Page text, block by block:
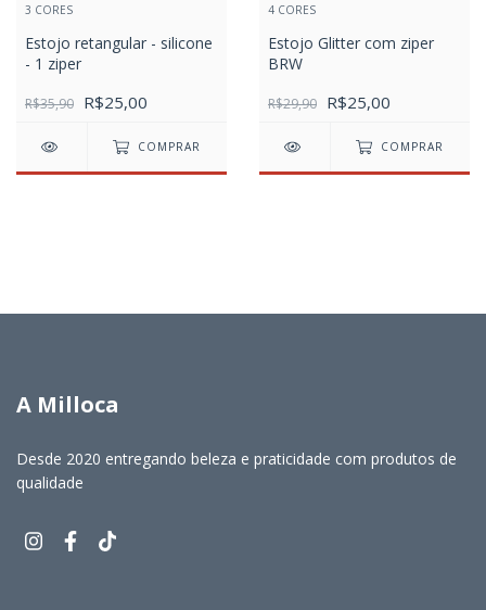
3 CORES
Estojo retangular - silicone
- 1 ziper
R$35,90 R$25,00
COMPRAR
4 CORES
Estojo Glitter com ziper
BRW
R$29,90 R$25,00
COMPRAR
A Milloca
Desde 2020 entregando beleza e praticidade com produtos de
qualidade